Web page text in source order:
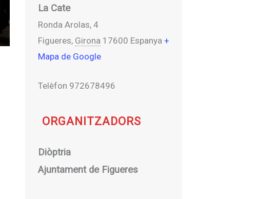
La Cate
Ronda Arolas, 4
Figueres, Girona 17600 Espanya +
Mapa de Google
Telèfon 972678496
ORGANITZADORS
Diòptria
Ajuntament de Figueres